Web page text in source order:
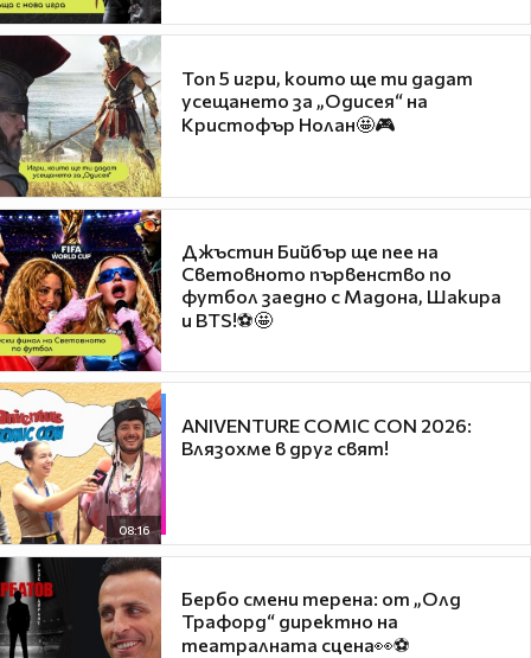
Топ 5 игри, които ще ти дадат
усещането за „Одисея“ на
Кристофър Нолан🤩🎮
Джъстин Бийбър ще пее на
Световното първенство по
футбол заедно с Мадона, Шакира
и BTS!⚽🤩
08:16
ANIVENTURE COMIC CON 2026:
Влязохме в друг свят!
Бербо смени терена: от „Олд
Трафорд“ директно на
театралната сцена👀⚽